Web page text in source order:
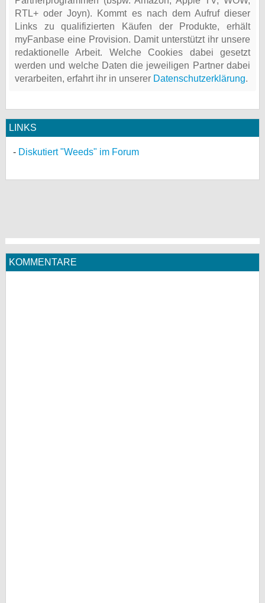
RTL+ oder Joyn). Kommt es nach dem Aufruf dieser
Links zu qualifizierten Käufen der Produkte, erhält
myFanbase eine Provision. Damit unterstützt ihr unsere
redaktionelle Arbeit. Welche Cookies dabei gesetzt
werden und welche Daten die jeweiligen Partner dabei
verarbeiten, erfahrt ihr in unserer Datenschutzerklärung.
LINKS
Diskutiert "Weeds" im Forum
KOMMENTARE